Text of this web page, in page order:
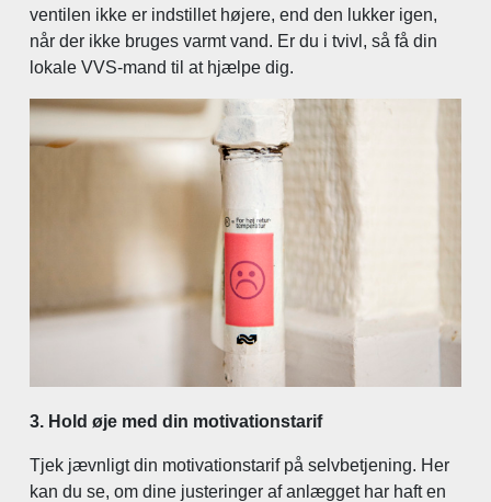
ventilen ikke er indstillet højere, end den lukker igen,
når der ikke bruges varmt vand. Er du i tvivl, så få din
lokale VVS-mand til at hjælpe dig.
3. Hold øje med din motivationstarif
Tjek jævnligt din motivationstarif på selvbetjening. Her
kan du se, om dine justeringer af anlægget har haft en